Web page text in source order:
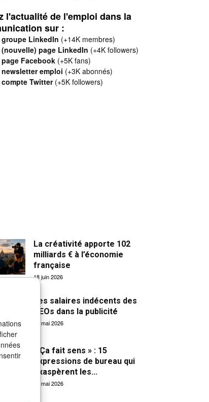
l'actualité de l'emploi dans la
sur :
groupe LinkedIn (+14K membres)
(nouvelle) page LinkedIn (+4K followers)
page Facebook (+5K fans)
newsletter emploi (+3K abonnés)
compte Twitter(+5K followers)
La créativité apporte 102
milliards € à l’économie
française
18 juin 2026
Les salaires indécents des
CEOs dans la publicité
31 mai 2026
« Ça fait sens » : 15
expressions de bureau qui
exaspèrent les...
27 mai 2026